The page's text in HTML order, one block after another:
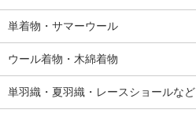
単着物・サマーウール
ウール着物・木綿着物
単羽織・夏羽織・レースショールなど